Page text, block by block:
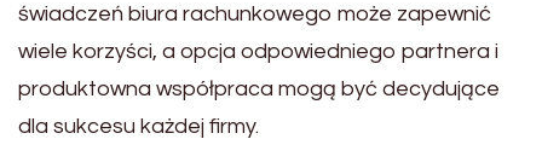
świadczeń biura rachunkowego może zapewnić
wiele korzyści, a opcja odpowiedniego partnera i
produktowna współpraca mogą być decydujące
dla sukcesu każdej firmy.